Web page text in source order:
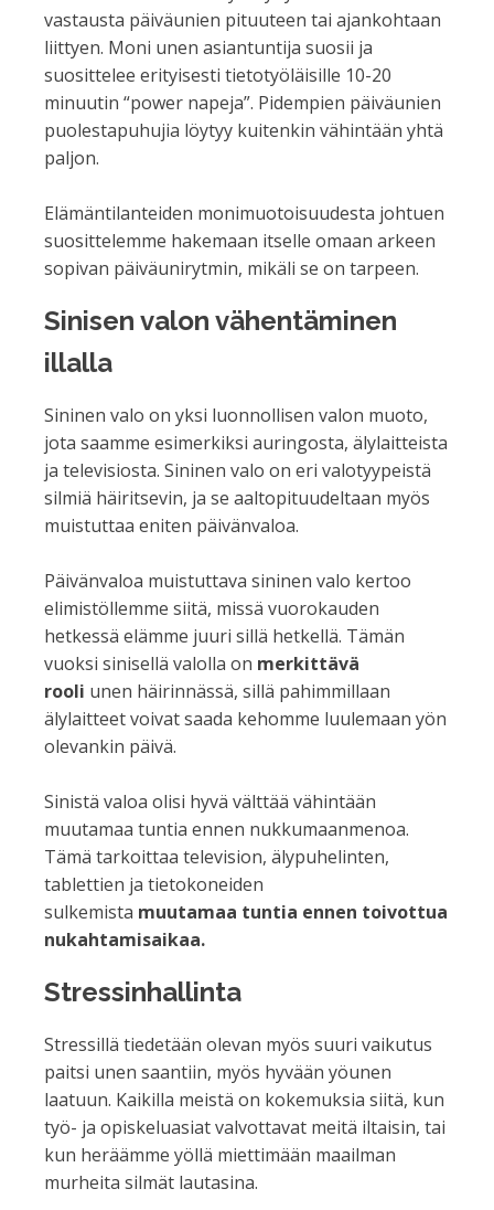
vastausta päiväunien pituuteen tai ajankohtaan
liittyen. Moni unen asiantuntija suosii ja
suosittelee erityisesti tietotyöläisille 10-20
minuutin “power napeja”. Pidempien päiväunien
puolestapuhujia löytyy kuitenkin vähintään yhtä
paljon.
Elämäntilanteiden monimuotoisuudesta johtuen
suosittelemme hakemaan itselle omaan arkeen
sopivan päiväunirytmin, mikäli se on tarpeen.
Sinisen valon vähentäminen
illalla
Sininen valo on yksi luonnollisen valon muoto,
jota saamme esimerkiksi auringosta, älylaitteista
ja televisiosta. Sininen valo on eri valotyypeistä
silmiä häiritsevin, ja se aaltopituudeltaan myös
muistuttaa eniten päivänvaloa.
Päivänvaloa muistuttava sininen valo kertoo
elimistöllemme siitä, missä vuorokauden
hetkessä elämme juuri sillä hetkellä. Tämän
vuoksi sinisellä valolla on merkittävä
rooli unen häirinnässä, sillä pahimmillaan
älylaitteet voivat saada kehomme luulemaan yön
olevankin päivä.
Sinistä valoa olisi hyvä välttää vähintään
muutamaa tuntia ennen nukkumaanmenoa.
Tämä tarkoittaa television, älypuhelinten,
tablettien ja tietokoneiden
sulkemista muutamaa tuntia ennen toivottua
nukahtamisaikaa.
Stressinhallinta
Stressillä tiedetään olevan myös suuri vaikutus
paitsi unen saantiin, myös hyvään yöunen
laatuun. Kaikilla meistä on kokemuksia siitä, kun
työ- ja opiskeluasiat valvottavat meitä iltaisin, tai
kun heräämme yöllä miettimään maailman
murheita silmät lautasina.